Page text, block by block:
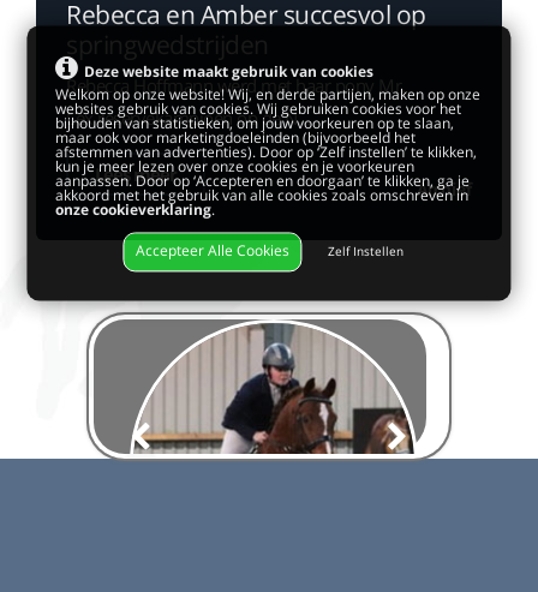
Rebecca en Amber succesvol op
Rebecca Hoffmann werd met haar pony Mr.
Lex reservekampioen op de N...
Lees meer
Archief
Deze website maakt gebruik van cookies
Welkom op onze website! Wij, en derde partijen, maken op onze
websites gebruik van cookies. Wij gebruiken cookies voor het
bijhouden van statistieken, om jouw voorkeuren op te slaan,
maar ook voor marketingdoeleinden (bijvoorbeeld het
afstemmen van advertenties). Door op ‘Zelf instellen’ te klikken,
kun je meer lezen over onze cookies en je voorkeuren
aanpassen. Door op ‘Accepteren en doorgaan’ te klikken, ga je
akkoord met het gebruik van alle cookies zoals omschreven in
onze cookieverklaring.
Accepteer Alle Cookies Zelf Instellen